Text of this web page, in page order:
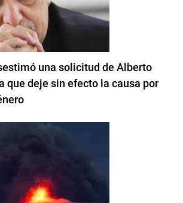
una solicitud de Alberto
que deje sin efecto la causa por